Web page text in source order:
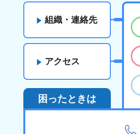
組織・連絡先
アクセス
困ったときは